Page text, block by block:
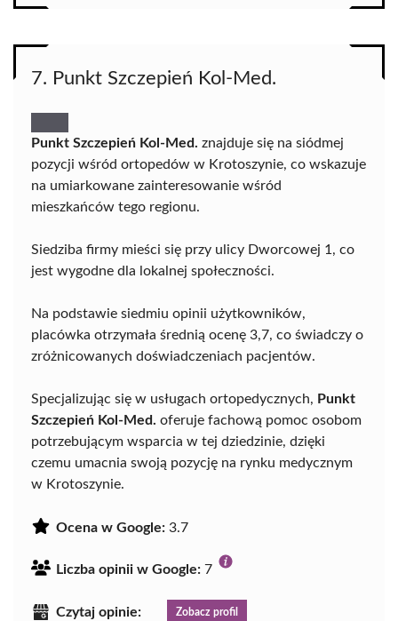
7. Punkt Szczepień Kol-Med.
Punkt Szczepień Kol-Med. znajduje się na siódmej
pozycji wśród ortopedów w Krotoszynie, co wskazuje
na umiarkowane zainteresowanie wśród
mieszkańców tego regionu.
Siedziba firmy mieści się przy ulicy Dworcowej 1, co
jest wygodne dla lokalnej społeczności.
Na podstawie siedmiu opinii użytkowników,
placówka otrzymała średnią ocenę 3,7, co świadczy o
zróżnicowanych doświadczeniach pacjentów.
Specjalizując się w usługach ortopedycznych, Punkt
Szczepień Kol-Med. oferuje fachową pomoc osobom
potrzebującym wsparcia w tej dziedzinie, dzięki
czemu umacnia swoją pozycję na rynku medycznym
w Krotoszynie.
Ocena w Google: 3.7
Liczba opinii w Google: 7
Czytaj opinie: Zobacz profil